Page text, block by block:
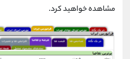
مشاهده خواهید کرد.